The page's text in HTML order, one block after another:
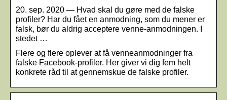
20. sep. 2020 — Hvad skal du gøre med de falske
profiler? Har du fået en anmodning, som du mener er
falsk, bør du aldrig acceptere venne-anmodningen. I
stedet …
Flere og flere oplever at få venneanmodninger fra
falske Facebook-profiler. Her giver vi dig fem helt
konkrete råd til at gennemskue de falske profiler.